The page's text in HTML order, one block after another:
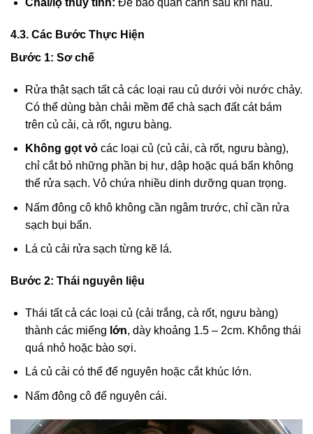
Chai/lọ thủy tinh: Để bảo quản canh sau khi nấu.
4.3. Các Bước Thực Hiện
Bước 1: Sơ chế
Rửa thật sạch tất cả các loại rau củ dưới vòi nước chảy.
Có thể dùng bàn chải mềm để chà sạch đất cát bám
trên củ cải, cà rốt, ngưu bàng.
Không gọt vỏcác loại củ (củ cải, cà rốt, ngưu bàng),
chỉ cắt bỏ những phần bị hư, dập hoặc quá bẩn không
thể rửa sạch. Vỏ chứa nhiều dinh dưỡng quan trọng.
Nấm đông cô khô không cần ngâm trước, chỉ cần rửa
sạch bụi bẩn.
Lá củ cải rửa sạch từng kẽ lá.
Bước 2: Thái nguyên liệu
Thái tất cả các loại củ (cải trắng, cà rốt, ngưu bàng)
thành các miếng lớn, dày khoảng 1.5 – 2cm. Không thái
quá nhỏ hoặc bào sợi.
Lá củ cải có thể để nguyên hoặc cắt khúc lớn.
Nấm đông cô để nguyên cái.